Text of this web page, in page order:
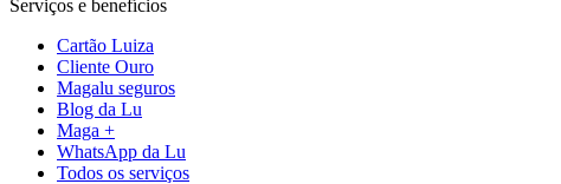
Serviços e benefícios
Cartão Luiza
Cliente Ouro
Magalu seguros
Blog da Lu
Maga +
WhatsApp da Lu
Todos os serviços